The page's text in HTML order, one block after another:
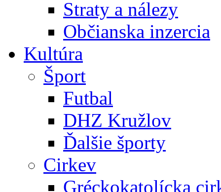
Straty a nálezy
Občianska inzercia
Kultúra
Šport
Futbal
DHZ Kružlov
Ďalšie športy
Cirkev
Gréckokatolícka